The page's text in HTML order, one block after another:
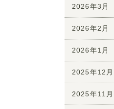
2026年3月
2026年2月
2026年1月
2025年12月
2025年11月